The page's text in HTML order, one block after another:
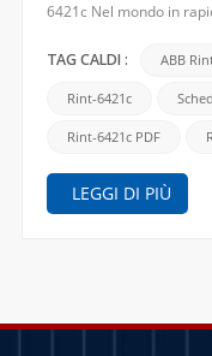
6421c Nel mondo in
efficiente è
TAG CALDI : ABB
Rint-6421c
Rint-6421c PDF
LEGGI DI PIÙ